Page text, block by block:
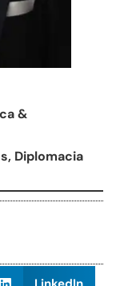
&
Diplomacia